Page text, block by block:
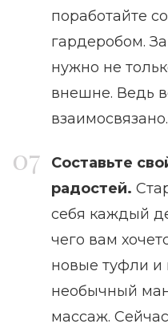
поработайте
гардеробом.
нужно не
внешне. Ведь
взаимосвязано.
Составьте
радостей.
себя каждый
чего вам
новые туфли и
необычный
массаж.